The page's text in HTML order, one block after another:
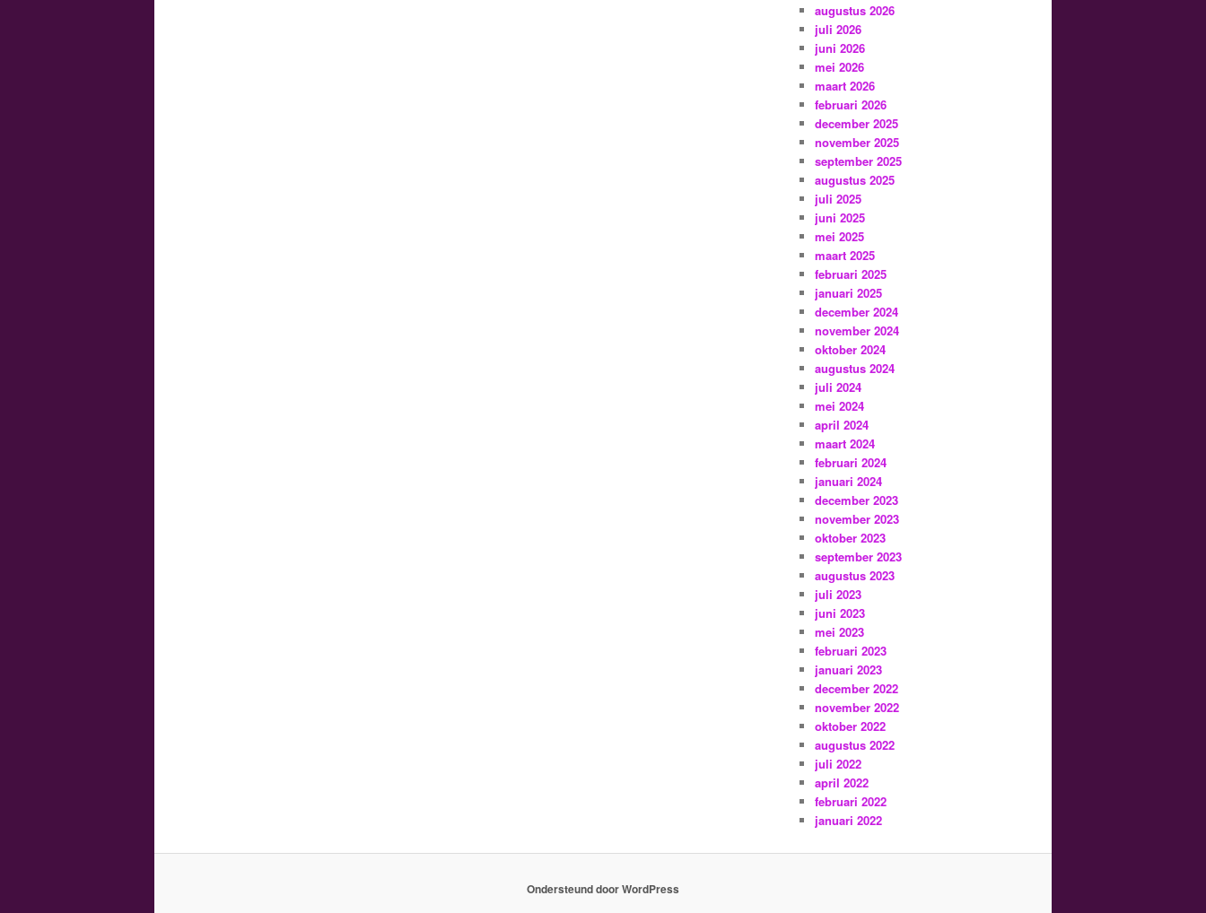
augustus 2026
juli 2026
juni 2026
mei 2026
maart 2026
februari 2026
december 2025
november 2025
september 2025
augustus 2025
juli 2025
juni 2025
mei 2025
maart 2025
februari 2025
januari 2025
december 2024
november 2024
oktober 2024
augustus 2024
juli 2024
mei 2024
april 2024
maart 2024
februari 2024
januari 2024
december 2023
november 2023
oktober 2023
september 2023
augustus 2023
juli 2023
juni 2023
mei 2023
februari 2023
januari 2023
december 2022
november 2022
oktober 2022
augustus 2022
juli 2022
april 2022
februari 2022
januari 2022
Ondersteund door WordPress